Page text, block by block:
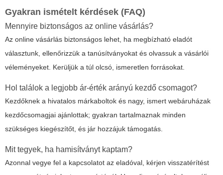
Gyakran ismételt kérdések (FAQ)
Mennyire biztonságos az online vásárlás?
Az online vásárlás biztonságos lehet, ha megbízható eladót
választunk, ellenőrizzük a tanúsítványokat és olvassuk a vásárlói
véleményeket. Kerüljük a túl olcsó, ismeretlen forrásokat.
Hol találok a legjobb ár-érték arányú kezdő csomagot?
Kezdőknek a hivatalos márkaboltok és nagy, ismert webáruházak
kezdőcsomagjai ajánlottak; gyakran tartalmaznak minden
szükséges kiegészítőt, és jár hozzájuk támogatás.
Mit tegyek, ha hamisítványt kaptam?
Azonnal vegye fel a kapcsolatot az eladóval, kérjen visszatérítést